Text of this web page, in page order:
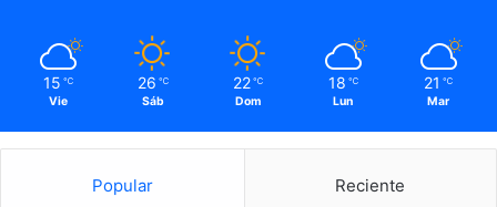
15 ℃
Vie
26 ℃
Sáb
22 ℃
Dom
18 ℃
Lun
21 ℃
Mar
Popular Reciente